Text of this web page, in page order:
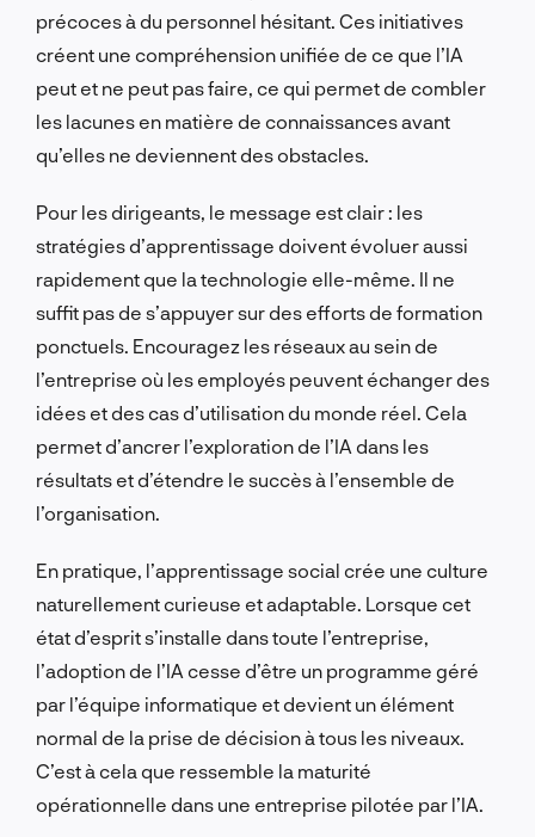
précoces à du personnel hésitant. Ces initiatives
créent une compréhension unifiée de ce que l’IA
peut et ne peut pas faire, ce qui permet de combler
les lacunes en matière de connaissances avant
qu’elles ne deviennent des obstacles.
Pour les dirigeants, le message est clair : les
stratégies d’apprentissage doivent évoluer aussi
rapidement que la technologie elle-même. Il ne
suffit pas de s’appuyer sur des efforts de formation
ponctuels. Encouragez les réseaux au sein de
l’entreprise où les employés peuvent échanger des
idées et des cas d’utilisation du monde réel. Cela
permet d’ancrer l’exploration de l’IA dans les
résultats et d’étendre le succès à l’ensemble de
l’organisation.
En pratique, l’apprentissage social crée une culture
naturellement curieuse et adaptable. Lorsque cet
état d’esprit s’installe dans toute l’entreprise,
l’adoption de l’IA cesse d’être un programme géré
par l’équipe informatique et devient un élément
normal de la prise de décision à tous les niveaux.
C’est à cela que ressemble la maturité
opérationnelle dans une entreprise pilotée par l’IA.